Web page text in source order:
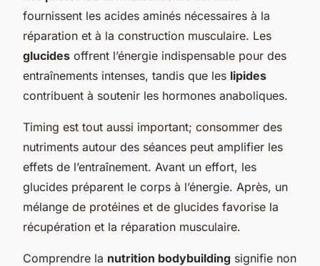
fournissent les acides aminés nécessaires à la
réparation et à la construction musculaire. Les
glucides offrent l’énergie indispensable pour des
entraînements intenses, tandis que les lipides
contribuent à soutenir les hormones anaboliques.
Timing est tout aussi important; consommer des
nutriments autour des séances peut amplifier les
effets de l’entraînement. Avant un effort, les
glucides préparent le corps à l’énergie. Après, un
mélange de protéines et de glucides favorise la
récupération et la réparation musculaire.
Comprendre la nutrition bodybuilding signifie non